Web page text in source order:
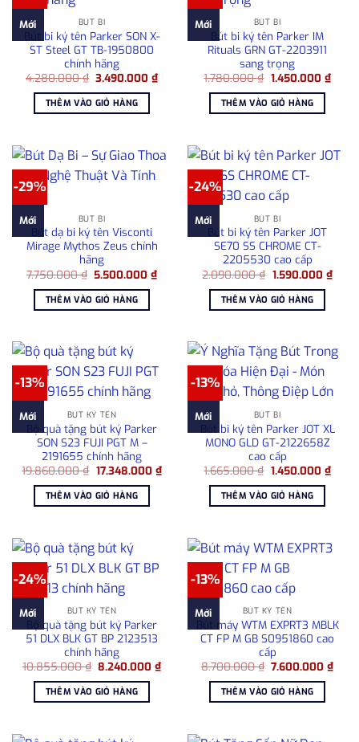
Mới BÚT BI
Bút bi ký tên Parker SON X-
ST Steel GT TB-1950800
chính hãng
4.280.000₫ Giá
là:
4.280.000 ₫.
3.490.000₫Giá
THÊM VÀO GIỎ HÀNG
Mới BÚT BI
Bút bi ký tên Parker IM
Rituals GRN GT-2203911
sang trọng
1.780.000₫ Giá
là:
1.780.000 ₫.
1.450.000 ₫Giá
THÊM VÀO GIỎ HÀNG
-29%
Mới BÚT BI
Bút dạ bi ký tên Visconti
Mirage Mythos Zeus chính
hãng
7.750.000₫ Giá
là:
7.750.000 ₫.
5.500.000₫Giá
hiện
5.500.000 ₫.
THÊM VÀO GIỎ HÀNG
-24%
Mới BÚT BI
Bút bi ký tên Parker JOT
SE70 SS CHROME CT-
2205530 cao cấp
2.090.000₫ Giá
là:
2.090.000 ₫.
1.590.000 ₫Giá
hiện
THÊM VÀO GIỎ HÀNG
-13%
Mới BÚT KÝ TÊN
Bộ quà tặng bút ký Parker
SON S23 FUJI PGT M –
2191655 chính hãng
19.860.000₫ Giá
là:
19.860.000 ₫.
17.348.000 ₫Giá
hiện
17.348.000 ₫.
THÊM VÀO GIỎ HÀNG
-13%
Mới BÚT BI
Bút bi ký tên Parker JOT XL
MONO GLD GT-2122658Z
cao cấp
1.665.000₫ Giá
là:
1.665.000 ₫.
1.450.000 ₫Giá
hiện
THÊM VÀO GIỎ HÀNG
-24%
Mới BÚT KÝ TÊN
Bộ quà tặng bút ký Parker
51 DLX BLK GT BP 2123513
chính hãng
10.855.000₫ Giá
là:
10.855.000 ₫.
8.240.000₫Giá
hiện
8.240.000 ₫.
THÊM VÀO GIỎ HÀNG
-13%
Mới BÚT KÝ TÊN
Bút máy WTM EXPRT3 MBLK
CT FP M GB S0951860 cao
cấp
8.700.000₫ Giá
là:
8.700.000 ₫.
7.600.000₫Giá
hiện
THÊM VÀO GIỎ HÀNG